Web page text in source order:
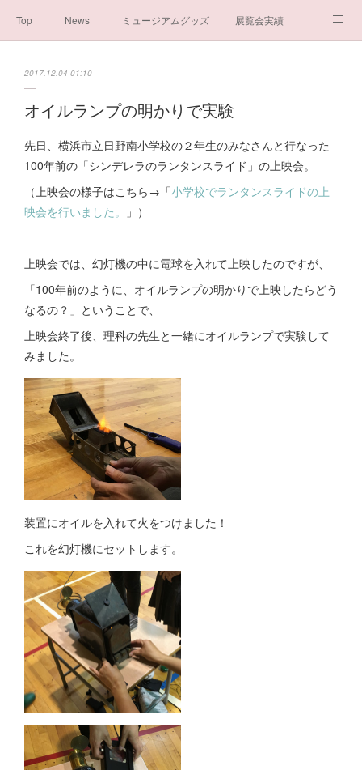
Top News ミュージアムグッズ 展覧会実績
お問い合わせ 一般社団法人シンデレラ芸術文化振興会
2017.12.04 01:10
オイルランプの明かりで実験
先日、横浜市立日野南小学校の２年生のみなさんと行なった
100年前の「シンデレラのランタンスライド」の上映会。
（上映会の様子はこちら→「小学校でランタンスライドの上
映会を行いました。
」）
上映会では、幻灯機の中に電球を入れて上映したのですが、
「100年前のように、オイルランプの明かりで上映したらどう
なるの？」ということで、
上映会終了後、理科の先生と一緒にオイルランプで実験して
みました。
装置にオイルを入れて火をつけました！
これを幻灯機にセットします。